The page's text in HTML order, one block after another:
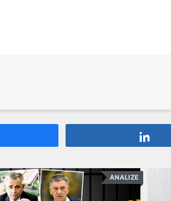
ANALIZE